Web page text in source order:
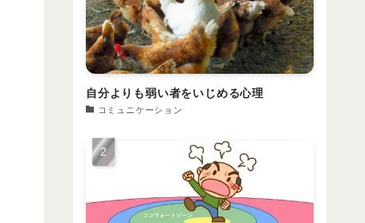
自分よりも弱い者をいじめる心理
コミュニケーション